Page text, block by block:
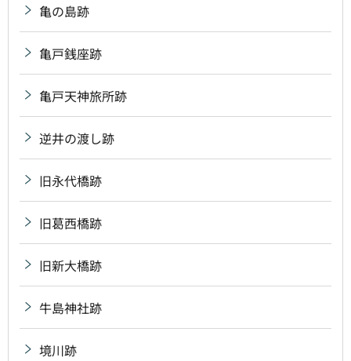
亀の島跡
亀戸銭座跡
亀戸天神旅所跡
逆井の渡し跡
旧永代橋跡
旧葛西橋跡
旧新大橋跡
牛島神社跡
境川跡